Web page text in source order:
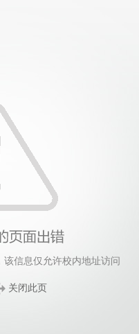
信息仅允许校内地址访问
关闭此页